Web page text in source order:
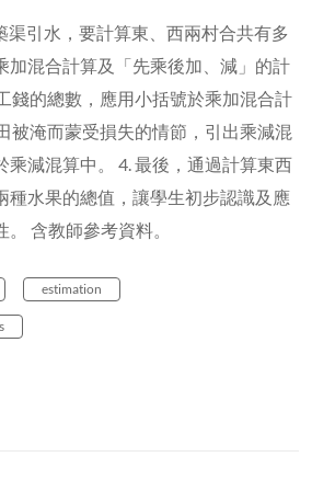
渠引水，要計算東、西兩村合共有多
加混合計算及「先乘後加、減」的計
錢的總數，應用小括號於乘加混合計
被淹而蒙受損失的情節，引出乘減混
乘減混算中。 4. 最後，通過計算東西
種水果的總值，讓學生初步認識及應
含教師參考資料。
estimation